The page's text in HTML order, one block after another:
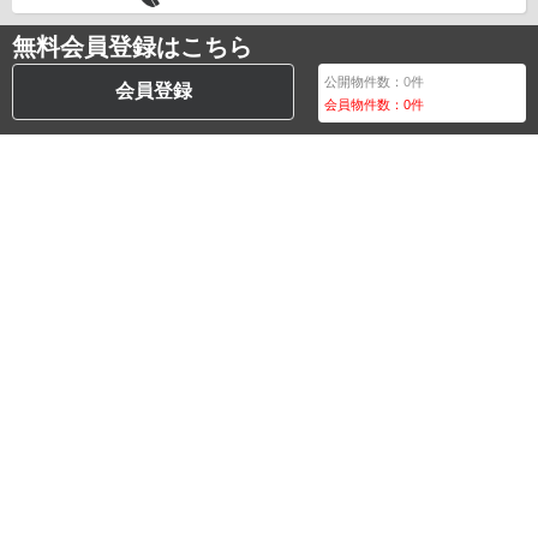
無料会員登録はこちら
会員登録 公開物件数：0件
会員物件数：0件